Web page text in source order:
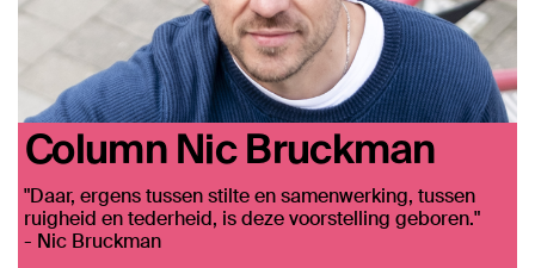
Column Nic Bruckman
"Daar, ergens tussen stilte en samenwerking, tussen
ruigheid en tederheid, is deze voorstelling geboren."
- Nic Bruckman